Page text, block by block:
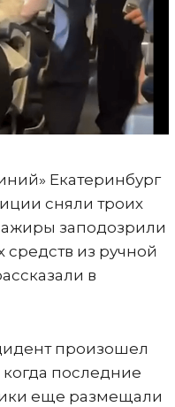
Екатеринбург
сняли троих
заподозрили
из ручной
в
произошел
последние
еще размещали